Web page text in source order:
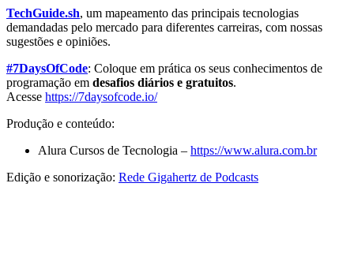
TechGuide.sh, um mapeamento das principais tecnologias
demandadas pelo mercado para diferentes carreiras, com nossas
sugestões e opiniões.
#7DaysOfCode: Coloque em prática os seus conhecimentos de
programação em desafios diários e gratuitos.
Acesse https://7daysofcode.io/
Produção e conteúdo:
Alura Cursos de Tecnologia – https://www.alura.com.br
Edição e sonorização: Rede Gigahertz de Podcasts